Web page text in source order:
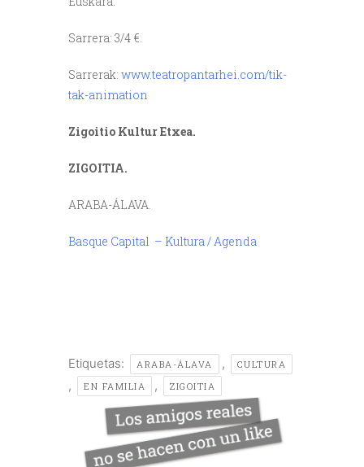
Sarrera: 3/4 €.
Sarrerak: www.teatropantarhei.com/tik-
tak-animation
Zigoitio Kultur Etxea.
ZIGOITIA.
ARABA-ÁLAVA.
Basque Capital – Kultura / Agenda
Etiquetas: ARABA-ÁLAVA , CULTURA
, EN FAMILIA , ZIGOITIA